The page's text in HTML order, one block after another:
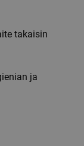
takaisin
ja